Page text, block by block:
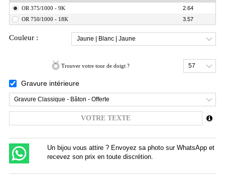
OR 375/1000 - 9K
2.64
OR 750/1000 - 18K
3.57
Couleur : Jaune | Blanc | Jaune
Trouver votre tour de doigt ? 57
Gravure intérieure
Gravure Classique - Bâton - Offerte
Un bijou vous attire ? Envoyez sa photo sur WhatsApp et
recevez son prix en toute discrétion.